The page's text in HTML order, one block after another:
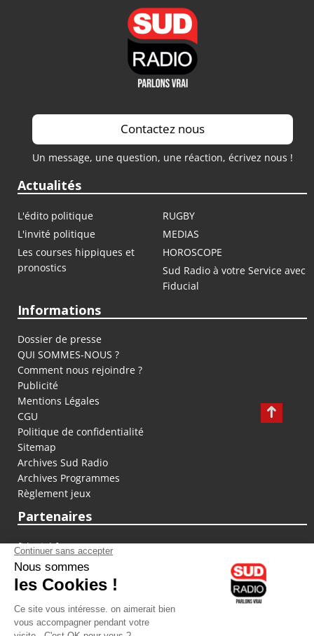
Contactez nous
Un message, une question, une réaction, écrivez nous !
Actualités
L'édito politique
RUGBY
L'invité politique
MEDIAS
Les courses hippiques et
pronostics
HOROSCOPE
Sud Radio à votre Service avec
Fiducial
Informations
Dossier de presse
QUI SOMMES-NOUS ?
Comment nous rejoindre ?
Publicité
Mentions Légales
CGU
Politique de confidentialité
Sitemap
Archives Sud Radio
Archives Programmes
Règlement jeux
Partenaires
fiducial.fr
lyoncapitale.fr
olympique-et-lyonnais.com
L'application Iphone / Android